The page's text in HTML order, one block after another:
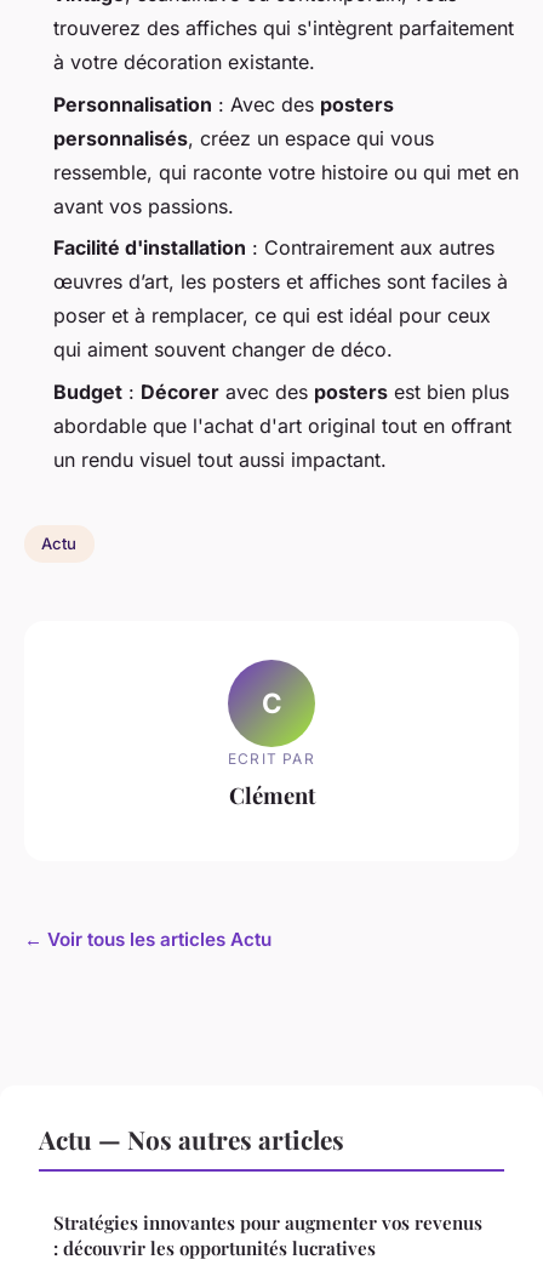
trouverez des affiches qui s'intègrent parfaitement
à votre décoration existante.
Personnalisation : Avec des posters
personnalisés, créez un espace qui vous
ressemble, qui raconte votre histoire ou qui met en
avant vos passions.
Facilité d'installation : Contrairement aux autres
œuvres d’art, les posters et affiches sont faciles à
poser et à remplacer, ce qui est idéal pour ceux
qui aiment souvent changer de déco.
Budget : Décorer avec des posters est bien plus
abordable que l'achat d'art original tout en offrant
un rendu visuel tout aussi impactant.
Actu
C
ECRIT PAR
Clément
← Voir tous les articles Actu
Actu — Nos autres articles
Stratégies innovantes pour augmenter vos revenus
: découvrir les opportunités lucratives